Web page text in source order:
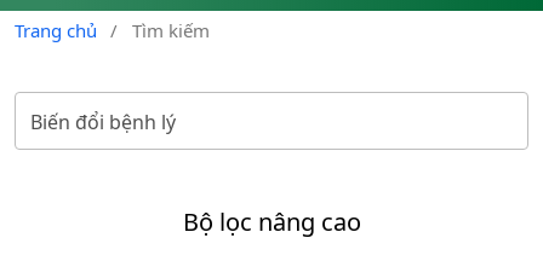
Trang chủ / Tìm kiếm
Bộ lọc nâng cao